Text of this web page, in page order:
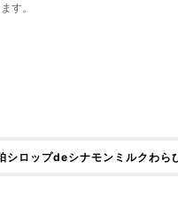
す。
シロップdeシナモンミルクわら